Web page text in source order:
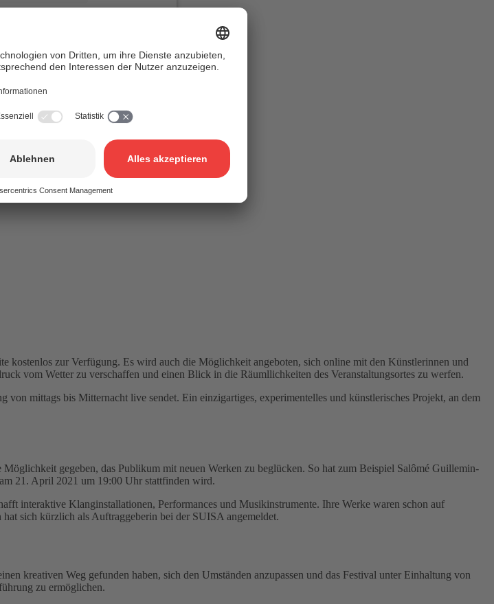
kostenlos zur Verfügung. Es wird auch die Möglichkeit angeboten, sich online mit den Künstlerinnen und
vom Wetter zu verschaffen und einen Blick in die Räumllichkeiten des Veranstaltungsortes zu werfen.
mittags bis Mitternacht live sendet. Ein einzigartiges, experimentelles und künstlerisches Projekt, an dem
gegeben, das Publikum mit neuen Werken zu beglücken. So hat zum Beispiel Salômé Guillemin-
21. April 2021 um 19:00 Uhr stattfinden wird.
interaktive Klanginstallationen, Performances und Musikinstrumente. Ihre Werke waren schon auf
sich kürzlich als Auftraggeberin bei der SUISA angemeldet.
kreativen Weg gefunden haben, sich den Umständen anzupassen und das Festival unter Einhaltung von
zu ermöglichen.